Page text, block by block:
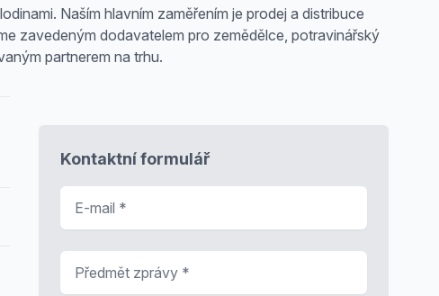
Naším hlavním zaměřením je prodej a distribuce
zavedeným dodavatelem pro zemědělce, potravinářský
partnerem na trhu.
Kontaktní formulář